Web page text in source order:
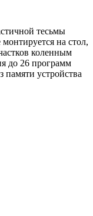
тесьмы
на стол,
коленным
до 26 программ
устройства